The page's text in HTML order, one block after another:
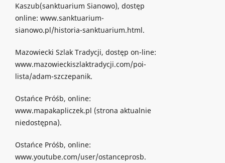
Kaszub(sanktuarium Sianowo), dostęp
online: www.sanktuarium-
sianowo.pl/historia-sanktuarium.html.
Mazowiecki Szlak Tradycji, dostęp on-line:
www.mazowieckiszlaktradycji.com/poi-
lista/adam-szczepanik.
Ostańce Próśb, online:
www.mapakapliczek.pl (strona aktualnie
niedostępna).
Ostańce Próśb, online:
www.youtube.com/user/ostanceprosb.